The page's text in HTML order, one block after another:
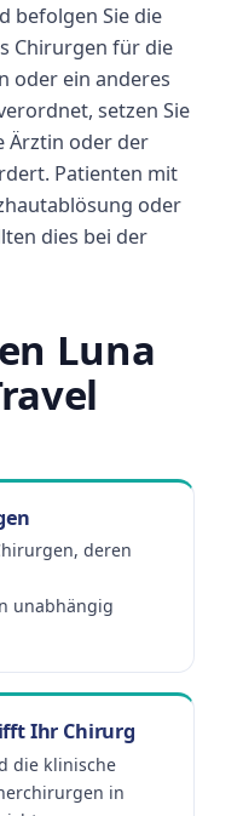
befolgen Sie die
Chirurgen für die
oder ein anderes
setzen Sie
Ärztin oder der
Patienten mit
oder
dies bei der
Luna
deren
unabhängig
Ihr Chirurg
die klinische
in